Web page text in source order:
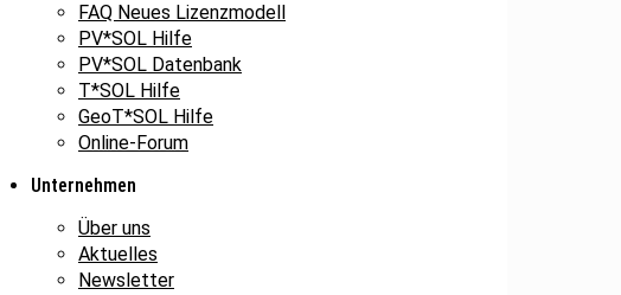
FAQ Neues Lizenzmodell
PV*SOL Hilfe
PV*SOL Datenbank
T*SOL Hilfe
GeoT*SOL Hilfe
Online-Forum
Unternehmen
Über uns
Aktuelles
Newsletter